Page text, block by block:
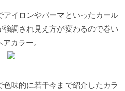
イロンやパーマといったカール
調され見え方が変わるので巻い
カラー。
味的に若干今まで紹介したカラ